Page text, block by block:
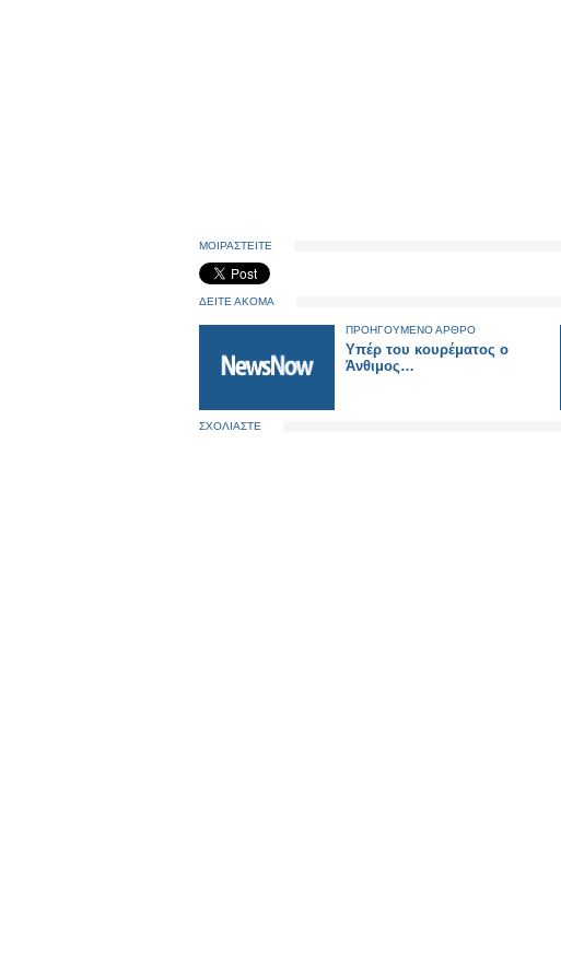
ΜΟΙΡΑΣΤΕΙΤΕ
ΔΕΙΤΕ ΑΚΟΜΑ
ΠΡΟΗΓΟΥΜΕΝΟ ΑΡΘΡΟ
Υπέρ του κουρέματος ο
Άνθιμος…
ΣΧΟΛΙΑΣΤΕ